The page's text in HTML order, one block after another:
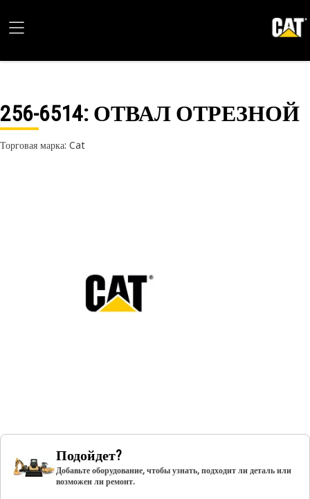
256-6514: ОТВАЛ ОТРЕЗНОЙ
Торговая марка: Cat
Подойдет?
Добавьте оборудование, чтобы узнать, подходит ли деталь или
возможен ли ремонт.